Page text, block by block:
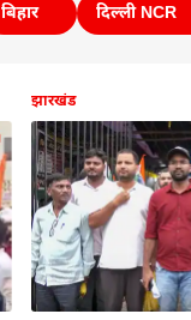
बिहार दिल्ली NCR
झारखंड